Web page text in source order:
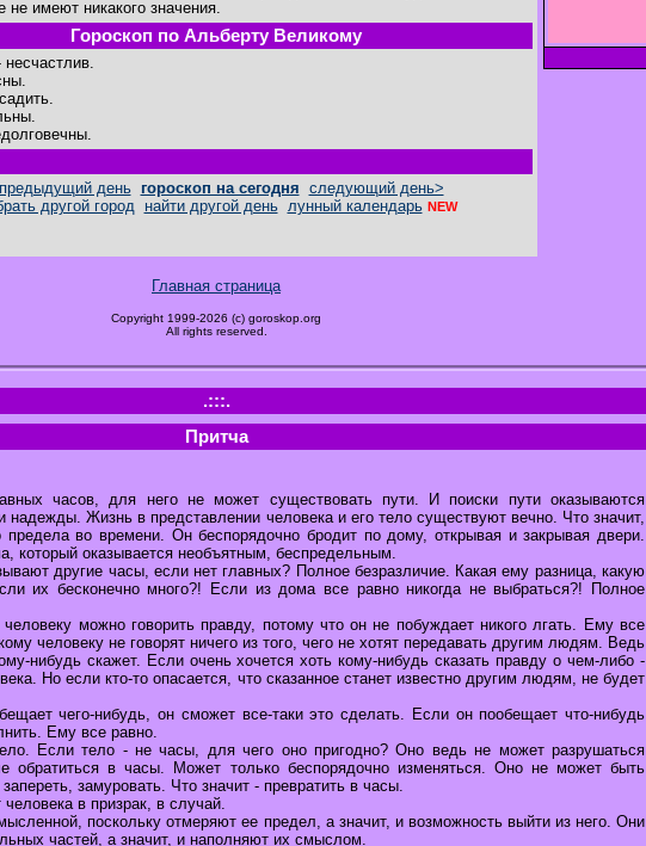
имеют никакого значения.
Гороскоп по Альберту Великому
несчастлив.
день гороскоп на сегодня следующий день>
другой город
найти другой день лунный календарь NEW
Главная страница
Copyright 1999-2026 (c) goroskop.org
All rights reserved.
.:::.
Притча
часов, для него не может существовать пути. И поиски пути оказываются
Жизнь в представлении человека и его тело существуют вечно. Что значит,
предела во времени. Он беспорядочно бродит по дому, открывая и закрывая двери.
который оказывается необъятным, беспредельным.
другие часы, если нет главных? Полное безразличие. Какая ему разница, какую
их бесконечно много?! Если из дома все равно никогда не выбраться?! Полное
можно говорить правду, потому что он не побуждает никого лгать. Ему все
человеку не говорят ничего из того, чего не хотят передавать другим людям. Ведь
нибудь скажет. Если очень хочется хоть кому-нибудь сказать правду о чем-либо -
Но если кто-то опасается, что сказанное станет известно другим людям, не будет
чего-нибудь, он сможет все-таки это сделать. Если он пообещает что-нибудь
Ему все равно.
Если тело - не часы, для чего оно пригодно? Оно ведь не может разрушаться
обратиться в часы. Может только беспорядочно изменяться. Оно не может быть
замуровать. Что значит - превратить в часы.
в призрак, в случай.
поскольку отмеряют ее предел, а значит, и возможность выйти из него. Они
частей, а значит, и наполняют их смыслом.